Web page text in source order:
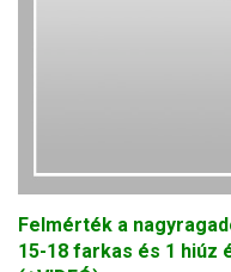
Felmérték a
15-18 farkas és 1 hiúz